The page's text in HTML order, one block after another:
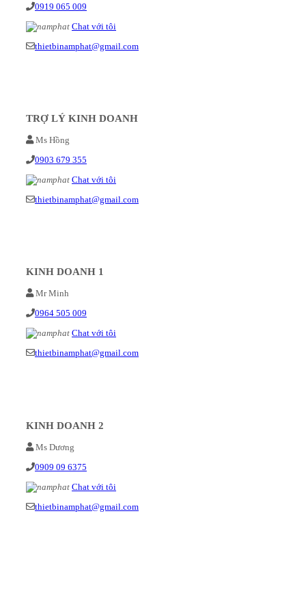
0919 065 009
Chat với tôi
thietbinamphat@gmail.com
TRỢ LÝ KINH DOANH
Ms Hồng
0903 679 355
Chat với tôi
thietbinamphat@gmail.com
KINH DOANH 1
Mr Minh
0964 505 009
Chat với tôi
thietbinamphat@gmail.com
KINH DOANH 2
Ms Dương
0909 09 6375
Chat với tôi
thietbinamphat@gmail.com